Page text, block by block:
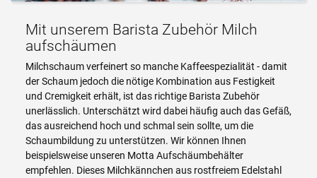
Mit unserem Barista Zubehör Milch
aufschäumen
Milchschaum verfeinert so manche Kaffeespezialität - damit
der Schaum jedoch die nötige Kombination aus Festigkeit
und Cremigkeit erhält, ist das richtige Barista Zubehör
unerlässlich. Unterschätzt wird dabei häufig auch das Gefäß,
das ausreichend hoch und schmal sein sollte, um die
Schaumbildung zu unterstützen. Wir können Ihnen
beispielsweise unseren Motta Aufschäumbehälter
empfehlen. Dieses Milchkännchen aus rostfreiem Edelstahl